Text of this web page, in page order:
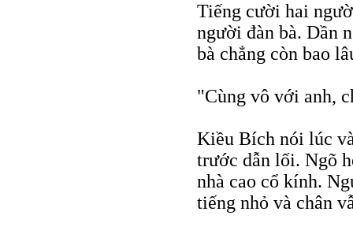
Tiếng cười hai
người đàn bà. Dần
bà chẳng còn bao
"Cùng vô với anh,
Kiều Bích nói lúc
trước dẫn lối. Ngõ
nhà cao cổ kính.
tiếng nhỏ và chân